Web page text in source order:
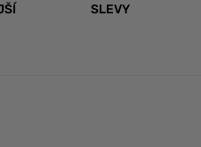
SLEVY